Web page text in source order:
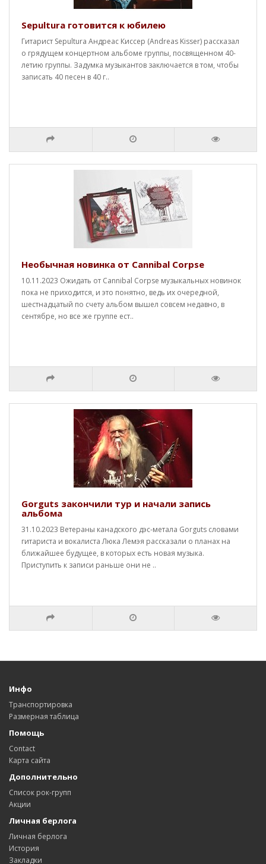
Sepultura готовится к юбилею
Гитарист Sepultura Андреас Киссер (Andreas Kisser) рассказал
о грядущем концертном альбоме группы, посвященном 40-
летию группы. Задумка музыкантов заключается в том, чтобы
записать 40 песен в 40 г..
Необычная новинка от Cannibal Corpse
10.11.2023 Ожидать от Cannibal Corpse музыкальных новинок
пока не приходится, и это понятно, ведь их очередной,
шестнадцатый по счету альбом вышел совсем недавно, в
сентябре, но все же группе ест..
Gorguts закончили тур и начали запись
альбома
31.10.2023 Ветераны канадского дэс-метала Gorguts словами
гитариста и вокалиста Люка Лемэя рассказали о планах на
ближайшее будущее, в которых есть новая музыка.
Приступить к записи раньше они не ..
Инфо
Транспортировка
Размерная таблица
Помощь
Contact
Карта сайта
Дополнительно
Список рок-групп
Акции
Личная берлога
Личная берлога
История
Закладки